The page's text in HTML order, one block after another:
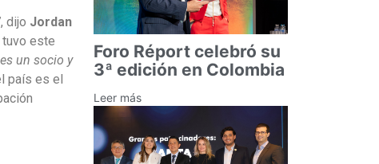
, dijo Jordan
tuvo este
un socio y
país es el
Foro Réport celebró su
3ª edición en Colombia
Leer más